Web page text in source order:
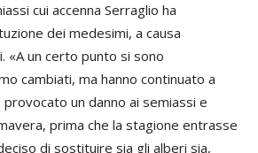
cui accenna Serraglio ha
dei medesimi, a causa
«A un certo punto si sono
cambiati, ma hanno continuato a
un danno ai semiassi e
prima che la stagione entrasse
di sostituire sia gli alberi sia,